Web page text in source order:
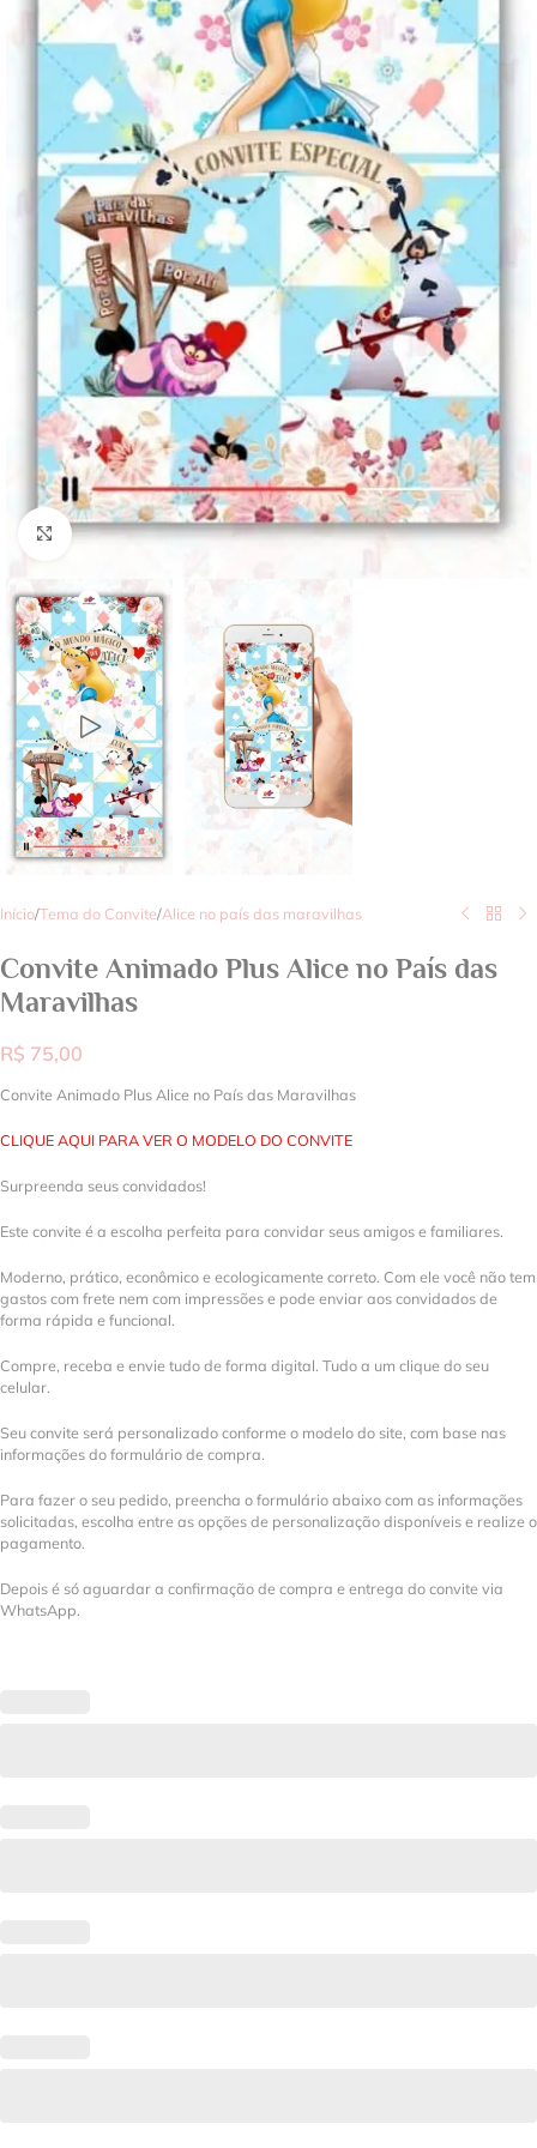
Clique para ampliar
Início/Tema do Convite/Alice no país das maravilhas
Convite Animado Plus Alice no País das
Maravilhas
R$ 75,00
Convite Animado Plus Alice no País das Maravilhas
CLIQUE AQUI PARA VER O MODELO DO CONVITE
Surpreenda seus convidados!
Este convite é a escolha perfeita para convidar seus amigos e familiares.
Moderno, prático, econômico e ecologicamente correto. Com ele você não tem
gastos com frete nem com impressões e pode enviar aos convidados de
forma rápida e funcional.
Compre, receba e envie tudo de forma digital. Tudo a um clique do seu
celular.
Seu convite será personalizado conforme o modelo do site, com base nas
informações do formulário de compra.
Para fazer o seu pedido, preencha o formulário abaixo com as informações
solicitadas, escolha entre as opções de personalização disponíveis e realize o
pagamento.
Depois é só aguardar a confirmação de compra e entrega do convite via
WhatsApp.